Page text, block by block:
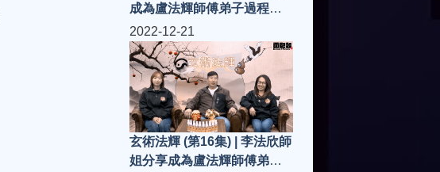
成為盧法輝師傅弟子過程、
感受...
2022-12-21
玄術法輝 (第16集) | 李法欣師
姐分享成為盧法輝師傅弟子